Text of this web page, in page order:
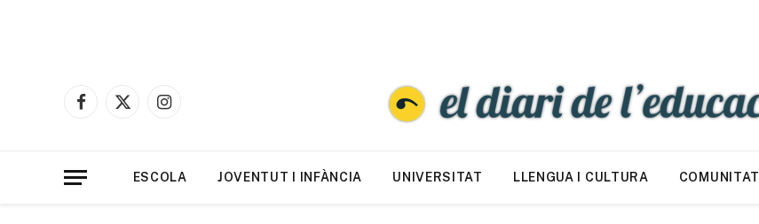
Facebook
X
Instagram
ESCOLA JOVENTUT I INFÀNCIA UNIVERSITAT LLENGUA I CULTURA COMUNITAT